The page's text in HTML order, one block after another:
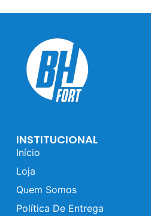
INSTITUCIONAL
Início
Loja
Quem Somos
Política De Entrega